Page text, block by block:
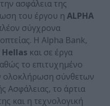
ασφάλεια της
του έργου η ΑLPHA
σύγχρονα
Η Αlpha Bank,
Hellas και σε έργα
το επιτυχημένο
ολοκλήρωση σύνθετων
Ασφάλειας, το άρτια
και η τεχνολογική